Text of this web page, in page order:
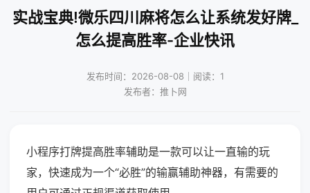
实战宝典!微乐四川麻将怎么让系统发好牌_
怎么提高胜率-企业快讯
发布时间：2026-08-08｜阅读：1
发布者：推卜网
小程序打牌提高胜率辅助是一款可以让一直输的玩
家，快速成为一个“必胜”的输赢辅助神器，有需要的